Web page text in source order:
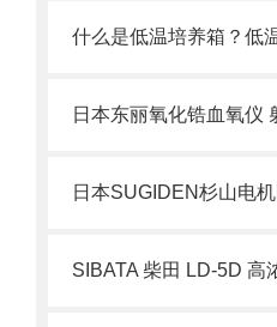
什么是低温培养箱？低